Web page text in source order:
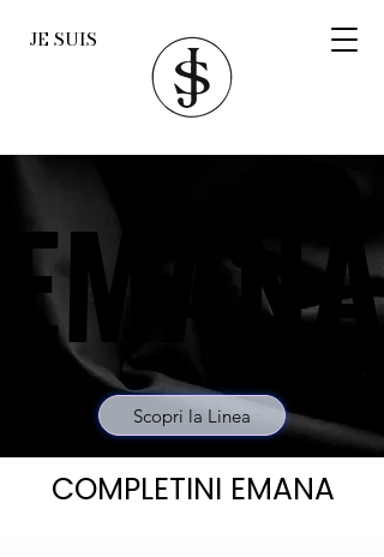
JE SUIS
EMANA
EMANA
Scopri la Linea
COMPLETINI EMANA